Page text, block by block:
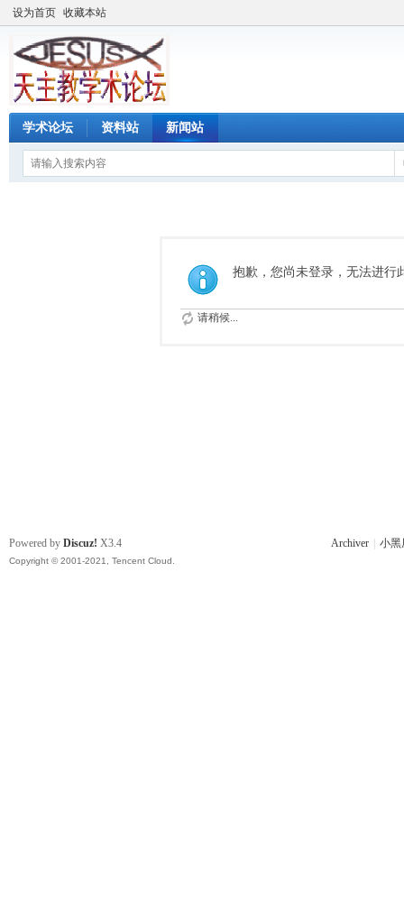
设为首页 收藏本站
学术论坛 资料站 新闻站
抱歉，您尚未登录，无法进行
请稍候...
Archiver 小黑
Powered by Discuz! X3.4
Copyright © 2001-2021, Tencent Cloud.